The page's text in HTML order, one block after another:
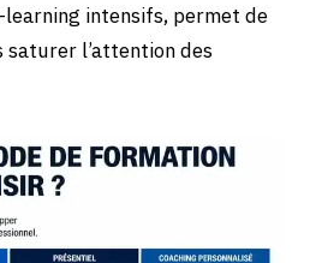
intensifs, permet de
saturer l’attention des